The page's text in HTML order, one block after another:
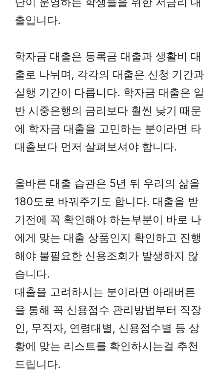
출입니다.
학자금 대출은 등록금 대출과 생활비 대
출로 나뉘며, 각각의 대출은 신청 기간과
실행 기간이 다릅니다. 학자금 대출은 일
반 시중은행의 금리보다 훨씬 낮기 때문
에 학자금 대출을 고민하는 분이라면 타
대출보다 먼저 살펴보셔야 합니다.
올바른 대출 습관은 5년 뒤 우리의 삶을
180도로 바꿔주기도 합니다. 대출을 받
기전에 꼭 확인해야 하는부분이 바로 나
에게 맞는 대출 상품인지 확인하고 진행
해야 불필요한 신용조회가 발생하지 않
습니다.
대출을 고려하시는 분이라면 아래버튼
을 통해 꼭 신용점수 관리방법부터 직장
인, 무직자, 연령대별, 신용점수별 등 상
황에 맞는 리스트를 확인하시는걸 추천
드립니다.